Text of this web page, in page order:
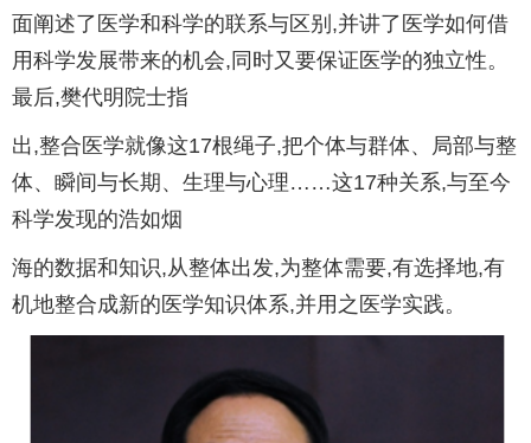
面阐述了医学和科学的联系与区别,并讲了医学如何借
用科学发展带来的机会,同时又要保证医学的独立性。
最后,樊代明院士指
出,整合医学就像这17根绳子,把个体与群体、局部与整
体、瞬间与长期、生理与心理……这17种关系,与至今
科学发现的浩如烟
海的数据和知识,从整体出发,为整体需要,有选择地,有
机地整合成新的医学知识体系,并用之医学实践。